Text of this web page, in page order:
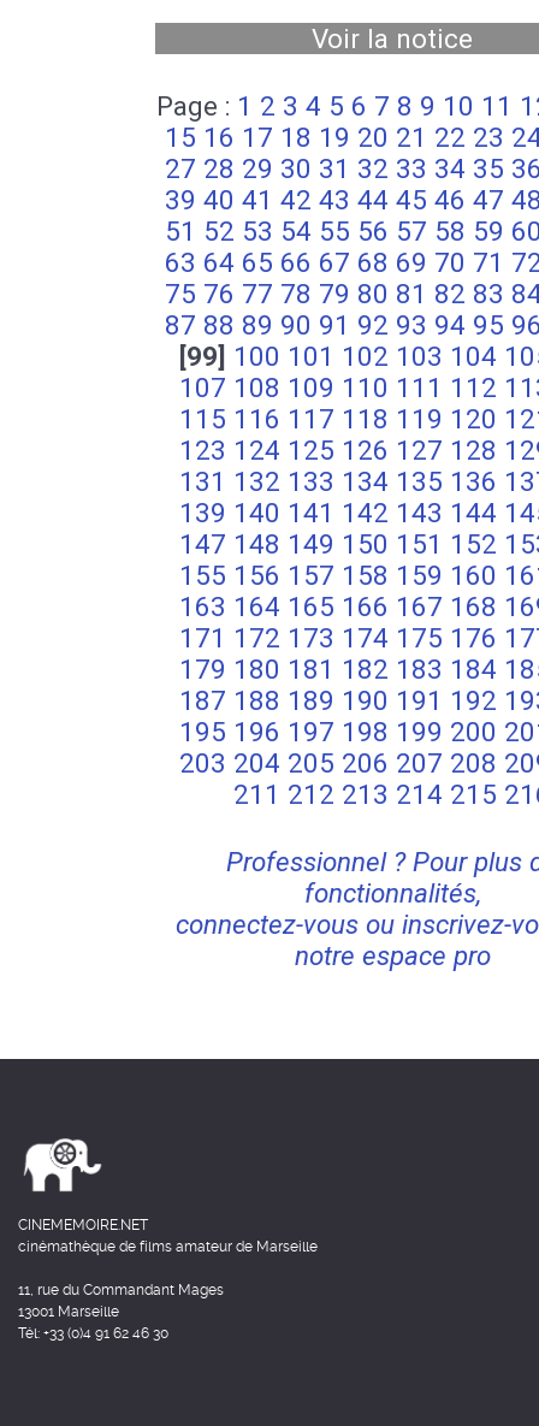
Voir la notice
Page : 1 2 3 4 5 6 7 8 9 10 11
15 16 17 18 19 20 21 22 23
27 28 29 30 31 32 33 34 35
39 40 41 42 43 44 45 46 47
51 52 53 54 55 56 57 58 59
63 64 65 66 67 68 69 70 71
75 76 77 78 79 80 81 82 83
87 88 89 90 91 92 93 94 95
[99] 100 101 102 103 104
107 108 109 110 111 112
115 116 117 118 119 120
123 124 125 126 127 128
131 132 133 134 135 136
139 140 141 142 143 144
147 148 149 150 151 152
155 156 157 158 159 160
163 164 165 166 167 168
171 172 173 174 175 176
179 180 181 182 183 184
187 188 189 190 191 192
195 196 197 198 199 200
203 204 205 206 207 208
211 212 213 214 215
Professionnel ? Pour plus
fonctionnalités,
connectez-vous ou inscrivez-
notre espace pro
CINEMEMOIRE.NET
cinémathèque de films amateur de Marseille
11, rue du Commandant Mages
13001 Marseille
Tél: +33 (0)4 91 62 46 30